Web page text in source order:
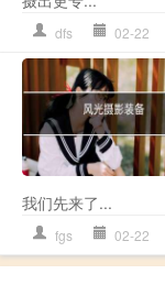
dfs 02-22
我们先来了...
fgs 02-22